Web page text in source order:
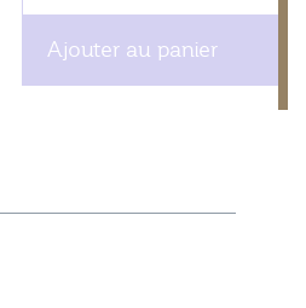
Ajouter au panier